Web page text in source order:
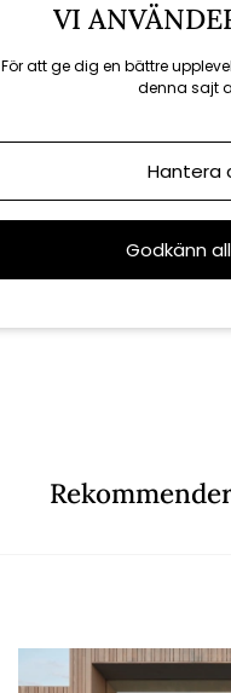
VI
För att ge dig en bättre
denna sajt
Hantera
Godkänn